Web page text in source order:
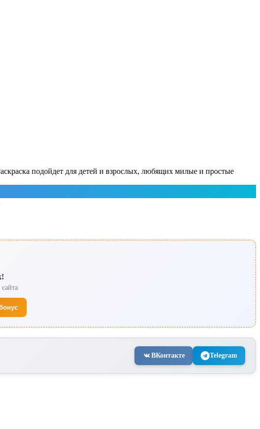
подойдет для детей и взрослых, любящих милые и простые
ВКонтакте Telegram